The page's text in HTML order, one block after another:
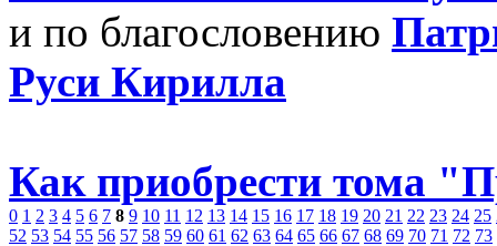
и по благословению
Руси Кирилла
Как приобрести тома
0 1 2 3 4 5 6 7 8 9 10 11 12 13 14 15 16 17 18 19 20 21 22 23 24 25
52 53 54 55 56 57 58 59 60 61 62 63 64 65 66 67 68 69 70 71 72 73